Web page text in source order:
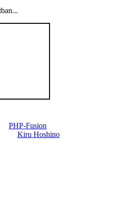
PHP-Fusion
Kiru Hoshino